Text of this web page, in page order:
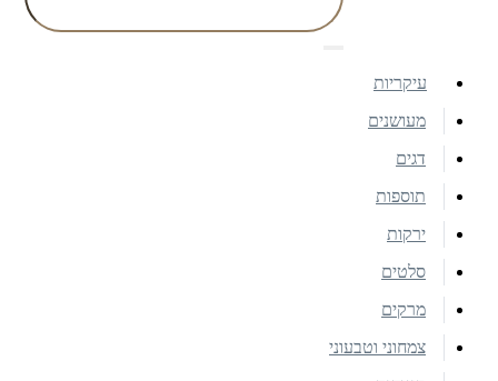
עיקריות
מעושנים
דגים
תוספות
ירקות
סלטים
מרקים
צמחוני וטבעוני